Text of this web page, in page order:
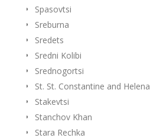
Spasovtsi
Sreburna
Sredets
Sredni Kolibi
Srednogortsi
St. St. Constantine and Helena
Stakevtsi
Stanchov Khan
Stara Rechka